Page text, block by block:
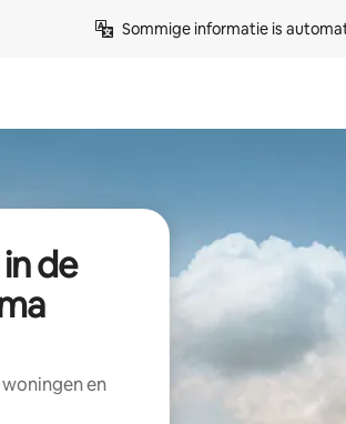
Sommige informatie is
de
en